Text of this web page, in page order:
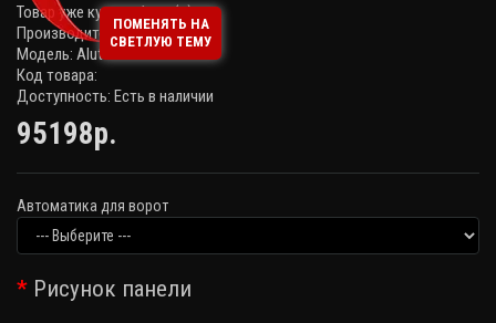
ПОМЕНЯТЬ НА
СВЕТЛУЮ ТЕМУ
Товар уже купили:1 раз(а)
Производитель:Alutech
Модель: Alutech Trend
Код товара:
Доступность: Есть в наличии
95198р.
Автоматика для ворот
Рисунок панели